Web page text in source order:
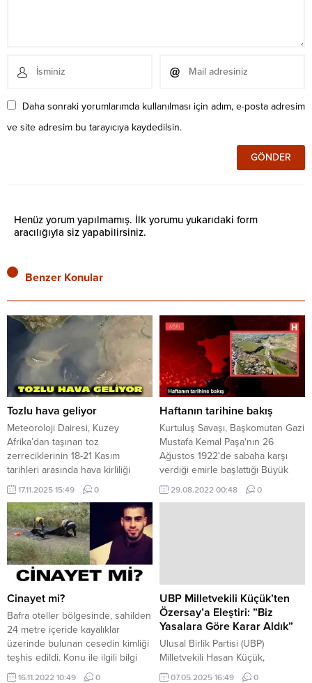
Daha sonraki yorumlarımda kullanılması için adım, e-posta adresim
ve site adresim bu tarayıcıya kaydedilsin.
Henüz yorum yapılmamış. İlk yorumu yukarıdaki form
aracılığıyla siz yapabilirsiniz.
Benzer Konular
Tozlu hava geliyor
Meteoroloji Dairesi, Kuzey
Afrika’dan taşınan toz
zerreciklerinin 18-21 Kasım
tarihleri arasında hava kirliliği
yaratmasının beklendiğini
belirterek özellikle hassasiyeti
olan vatandaşlara tedbir çağrısı
yaptı. Meteoroloji Dairesi, Kuzey
Afrika üzerinden taşınan toz
zerreciklerinin bölgede hava
kirliliğine yol açmasının
beklendiğini duyurdu. Yetkililer,
toza karşı hassasiyeti olan
vatandaşların tedbirli olmalarını
tavsiye etti. Uyarı, 18...
17.11.2025 15:49 0
Haftanın tarihine bakış
Kurtuluş Savaşı, Başkomutan Gazi
Mustafa Kemal Paşa'nın 26
Ağustos 1922'de sabaha karşı
verdiği emirle başlattığı Büyük
Taarruz ve 30 Ağustos ...
29.08.2022 00:48 0
Cinayet mi?
Bafra oteller bölgesinde, sahilden
24 metre içeride kayalıklar
üzerinde bulunan cesedin kimliği
teşhis edildi. Konu ile ilgili bilgi
veren Polis, açıklamada şu
16.11.2022 10:49 0
UBP Milletvekili Küçük’ten
Özersay’a Eleştiri: ”Biz
Yasalara Göre Karar Aldık”
Ulusal Birlik Partisi (UBP)
Milletvekili Hasan Küçük,
partisinin İskele Milletvekili Emrah
07.05.2025 16:49 0